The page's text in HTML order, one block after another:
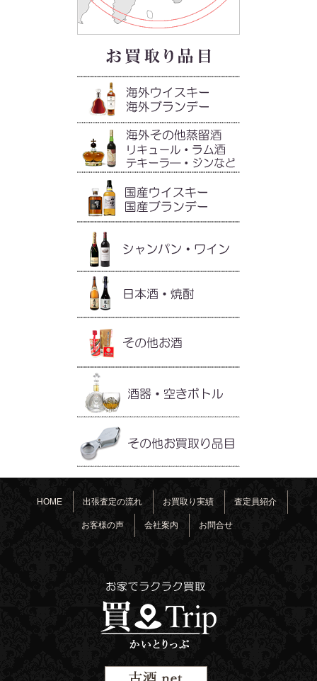
HOME 出張査定の流れ お買取り実績 査定員紹介
お客様の声 会社案内 お問合せ